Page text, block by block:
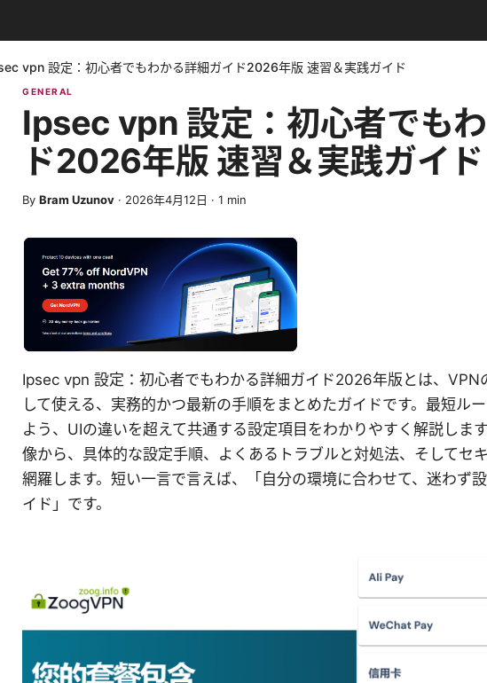
vpn 設定：初心者でもわかる詳細ガイド2026年版 速習＆実践ガイド
GENERAL
Ipsec vpn 設定：初心者でも
ド2026年版 速習＆実践ガイド
By Bram Uzunov · 2026年4月12日 · 1 min
Ipsec vpn 設定：初心者でもわかる詳細ガイド2026年版とは、VPN
して使える、実務的かつ最新の手順をまとめたガイドです。最短ル
よう、UIの違いを超えて共通する設定項目をわかりやすく解説しま
像から、具体的な設定手順、よくあるトラブルと対処法、そしてセ
網羅します。短い一言で言えば、「自分の環境に合わせて、迷わず
イド」です。